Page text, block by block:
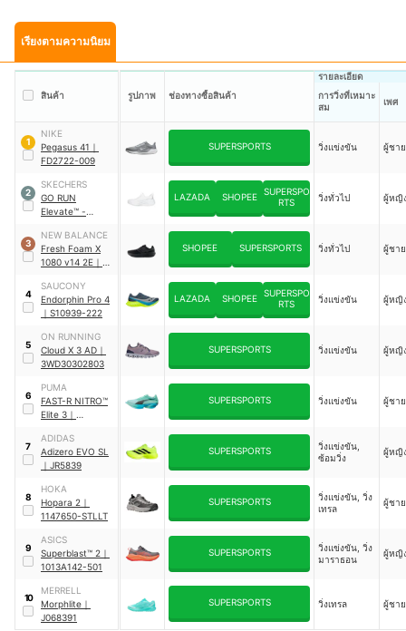
เรียงตามความนิยม
สินค้า รูปภาพ ช่องทางซื้อสินค้า
รายละเอียด
การวิ่งที่เหมาะ
สม
เพศ
1
NIKE
Pegasus 41 ｜
FD2722-009
SUPERSPORTS วิ่งแข่งขัน ผู้ชาย
2
SKECHERS
GO RUN
Elevate™ -
129010-WSL
LAZADA SHOPEE
SUPERSPO
RTS
วิ่งทั่วไป ผู้หญิ
3
NEW BALANCE
Fresh Foam X
1080 v14 2E ｜
SHOPEE SUPERSPORTS วิ่งทั่วไป ผู้ชาย
4
SAUCONY
Endorphin Pro 4
｜ S10939-222
LAZADA SHOPEE
SUPERSPO
RTS
วิ่งแข่งขัน ผู้หญิ
5
ON RUNNING
Cloud X 3 AD ｜
3WD30302803
SUPERSPORTS วิ่งแข่งขัน ผู้หญิ
6
PUMA
FAST-R NITRO™
Elite 3 ｜
SUPERSPORTS วิ่งแข่งขัน ผู้ชาย
7
ADIDAS
Adizero EVO SL
｜ JR5839
SUPERSPORTS
วิ่งแข่งขัน,
ซ้อมวิ่ง
ผู้หญิ
8
HOKA
Hopara 2 ｜
1147650-STLLT
SUPERSPORTS
วิ่งแข่งขัน, วิ่ง
เทรล
ผู้ชาย
9
ASICS
Superblast™ 2 ｜
1013A142-501
SUPERSPORTS
วิ่งแข่งขัน, วิ่ง
มาราธอน
ผู้หญิ
10
MERRELL
Morphlite ｜
J068391
SUPERSPORTS วิ่งเทรล ผู้ชาย